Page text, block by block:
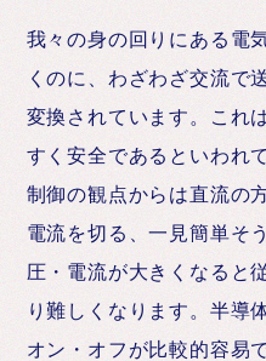
我々の身の回りにある電
くのに、わざわざ交流で
変換されています。これ
すく安全であるといわれ
制御の観点からは直流の
電流を切る、一見簡単そ
圧・電流が大きくなると
り難しくなります。半導
オン・オフが比較的容易